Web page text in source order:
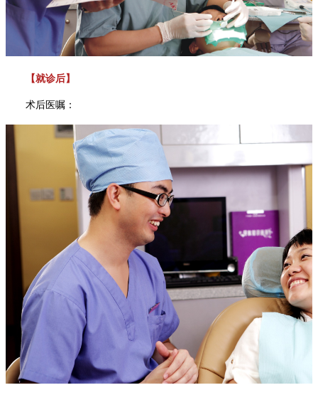
【就诊后】
术后医嘱：